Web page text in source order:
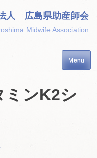
人 広島県助産師会
Midwife Association
Menu
ミンK2シ